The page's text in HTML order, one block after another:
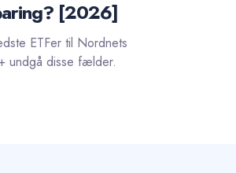
[2026]
ETFer til Nordnets
undgå disse fælder.